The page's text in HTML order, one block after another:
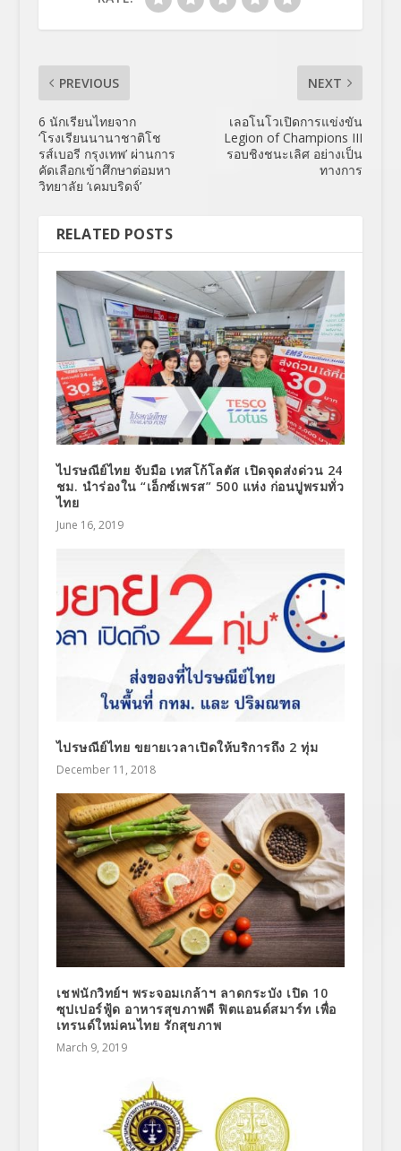
PREVIOUS
6 นักเรียนไทยจาก
‘โรงเรียนนานาชาติโช
รส์เบอรี กรุงเทพ’ ผ่านการ
คัดเลือกเข้าศึกษาต่อมหา
วิทยาลัย ‘เคมบริดจ์’
NEXT
เลอโนโวเปิดการแข่งขัน
Legion of Champions III
รอบชิงชนะเลิศ อย่างเป็น
ทางการ
RELATED POSTS
ไปรษณีย์ไทย จับมือ เทสโก้โลตัส เปิดจุดส่งด่วน 24
ชม. นำร่องใน “เอ็กซ์เพรส” 500 แห่ง ก่อนปูพรมทั่ว
ไทย
June 16, 2019
ไปรษณีย์ไทย ขยายเวลาเปิดให้บริการถึง 2 ทุ่ม
December 11, 2018
เชฟนักวิทย์ฯ พระจอมเกล้าฯ ลาดกระบัง เปิด 10
ซุปเปอร์ฟู้ด อาหารสุขภาพดี ฟิตแอนด์สมาร์ท เพื่อ
เทรนด์ใหม่คนไทย รักสุขภาพ
March 9, 2019